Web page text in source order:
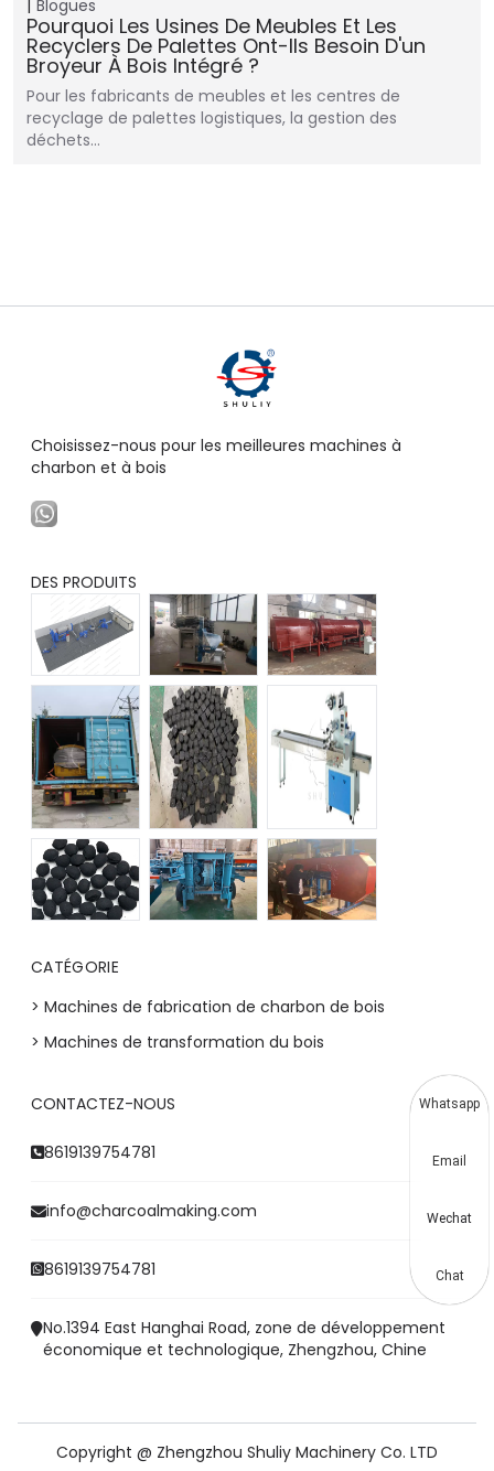
Blogues
Pourquoi Les Usines De Meubles Et Les
Recyclers De Palettes Ont-Ils Besoin D'un
Broyeur À Bois Intégré ?
Pour les fabricants de meubles et les centres de
recyclage de palettes logistiques, la gestion des
déchets…
Choisissez-nous pour les meilleures machines à
charbon et à bois
DES PRODUITS
CATÉGORIE
> Machines de fabrication de charbon de bois
> Machines de transformation du bois
CONTACTEZ-NOUS
8619139754781
info@charcoalmaking.com
8619139754781
No.1394 East Hanghai Road, zone de développement
économique et technologique, Zhengzhou, Chine
Copyright @ Zhengzhou Shuliy Machinery Co. LTD
Whatsapp
Email
Wechat
Chat